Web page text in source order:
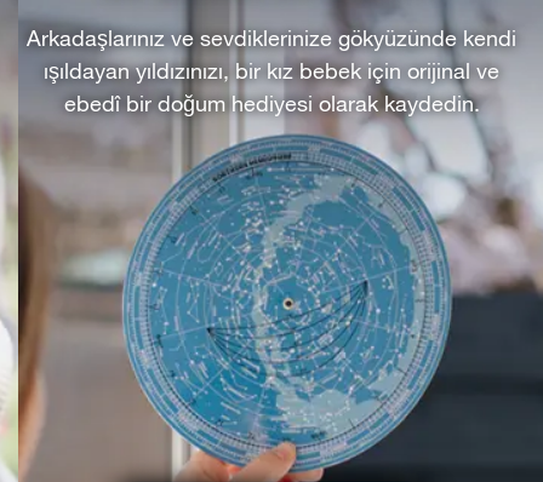
Arkadaşlarınız ve sevdiklerinize gökyüzünde kendi
ışıldayan yıldızınızı, bir kız bebek için orijinal ve
ebedî bir doğum hediyesi olarak kaydedin.